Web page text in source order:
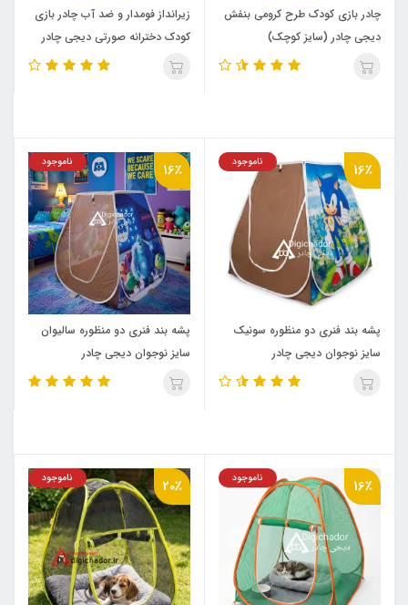
چادر بازی کودک طرح کرومی بنفش
دیجی چادر (سایز کوچک)
زیرانداز فومدار و ضد آب چادر بازی
کودک دخترانه صورتی دیجی چادر
16٪ ناموجود
پشه بند فنری دو منظوره سونیک
سایز نوجوان دیجی چادر
16٪ ناموجود
پشه بند فنری دو منظوره سالیوان
سایز نوجوان دیجی چادر
16٪ ناموجود 20٪ ناموجود